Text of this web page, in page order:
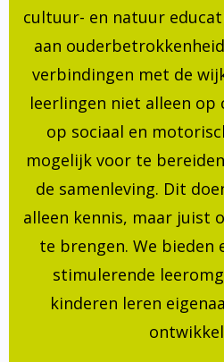
cultuur- en natuur
aan
verbindingen met de
leerlingen niet alleen
op sociaal en
mogelijk voor te
de samenleving. Dit
alleen kennis, maar juist
te brengen. We bieden
stimulerende
kinderen leren